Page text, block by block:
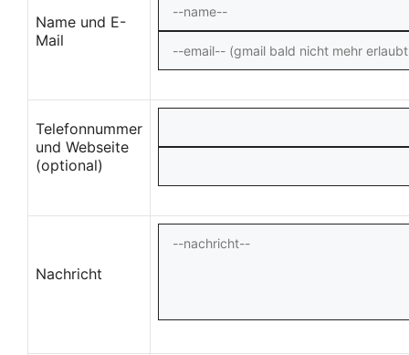
Name und E-
Mail
Telefonnummer
und Webseite
(optional)
Nachricht